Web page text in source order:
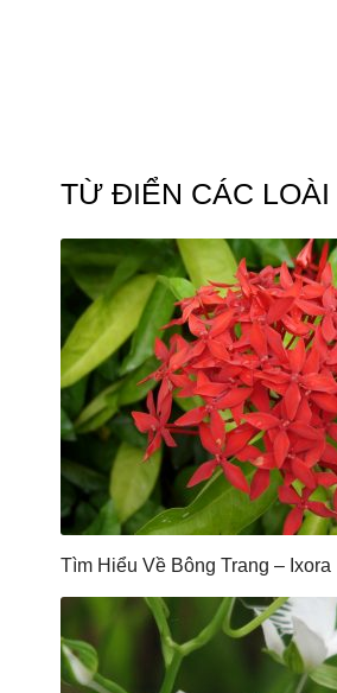
TỪ ĐIỂN CÁC LOÀI
Tìm Hiểu Về Bông Trang – Ixora